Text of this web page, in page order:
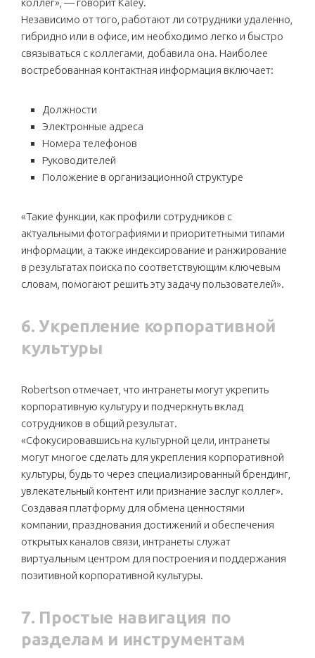
Независимо от того, работают ли сотрудники удаленно,
гибридно или в офисе, им необходимо легко и быстро
связываться с коллегами, добавила она. Наиболее
востребованная контактная информация включает:
Должности
Электронные адреса
Номера телефонов
Руководителей
Положение в организационной структуре
«Такие функции, как профили сотрудников с
актуальными фотографиями и приоритетными типами
информации, а также индексирование и ранжирование
в результатах поиска по соответствующим ключевым
словам, помогают решить эту задачу пользователей».
6. Укрепление корпоративной
культуры
Robertson отмечает, что интранеты могут укрепить
корпоративную культуру и подчеркнуть вклад
сотрудников в общий результат.
«Сфокусировавшись на культурной цели, интранеты
могут многое сделать для укрепления корпоративной
культуры, будь то через специализированный брендинг,
увлекательный контент или признание заслуг коллег».
Создавая платформу для обмена ценностями
компании, празднования достижений и обеспечения
открытых каналов связи, интранеты служат
виртуальным центром для построения и поддержания
позитивной корпоративной культуры.
7. Простые навигация по
разделам и инструментам